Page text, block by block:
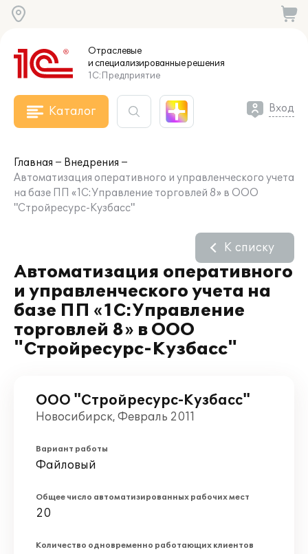
Отраслевые
и специализированныерешения
1С:Предприятие
Каталог Вход
Главная
Внедрения
Автоматизация оперативного и управленческого учета
на базе ПП «1С:Управление торговлей 8» в ООО
"Стройресурс-Кузбасс"
Автоматизация оперативного
и управленческого учета на
базе ПП «1С:Управление
торговлей 8» в ООО
"Стройресурс-Кузбасс"
К списку
ООО "Стройресурс-Кузбасс"
Новосибирск, Февраль 2011
Вариант работы
Файловый
Общее число автоматизированных рабочих мест
20
Количество одновременно работающих клиентов